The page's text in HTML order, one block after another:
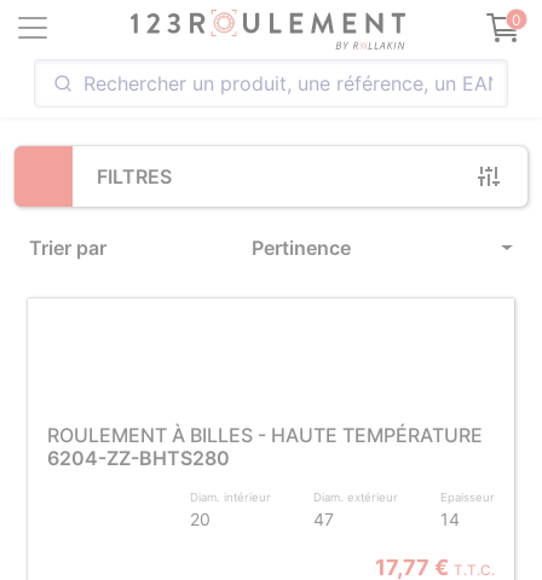
0
FILTRES
Trier par Pertinence
Loading...
ROULEMENT À BILLES - HAUTE TEMPÉRATURE
6204-ZZ-BHTS280
Diam. intérieur
20
Diam. extérieur
47
Epaisseur
14
17,77 € T.T.C.